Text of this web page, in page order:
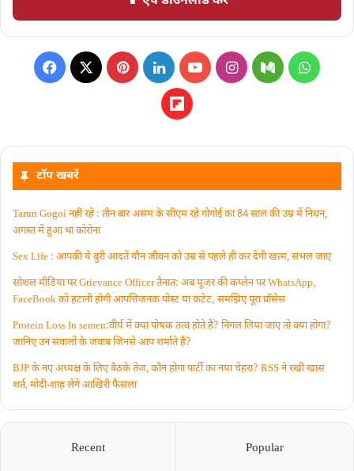
टॉप खबरें
Tarun Gogoi नहीं रहे : तीन बार असम के सीएम रहे गोगोई का 84 साल की उम्र में निधन,
अगस्त में हुआ था कोरोना
Sex Life : आपकी ये बुरी आदतें याैन जीवन को उम्र से पहले ही कर देंगी खत्म, संभल जाएं
सोशल मीडिया पर Grievance Officer तैनात: अब यूजर की कंप्लेन पर WhatsApp‚
FaceBook को हटानी होगी आपत्तिजनक पोस्ट या कंटेंट‚ समझिए पूरा प्रॉसेस
Protein Loss In semen:वीर्य में क्या पोषक तत्व होते हैं? निगल लिया जाए तो क्या होगा?
जानिए उन सवालों के जवाब जिनसे आप शर्माते हैं?
BJP के नए अध्यक्ष के लिए बैठकें तेज, कौन होगा पार्टी का नया चेहरा? RSS ने रखी खास
शर्त, मोदी-शाह लेंगे आखिरी फैसला
Recent Popular